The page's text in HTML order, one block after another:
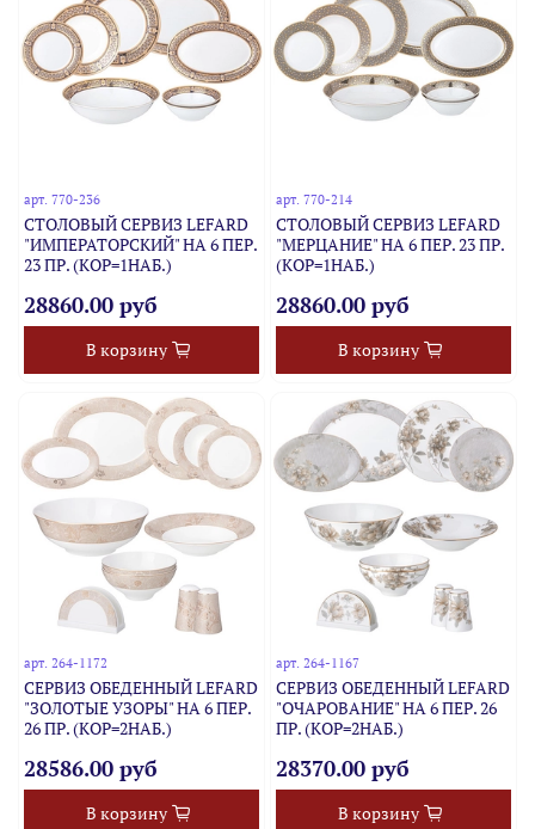
арт.770-236
СТОЛОВЫЙ СЕРВИЗ LEFARD
"ИМПЕРАТОРСКИЙ" НА 6 ПЕР.
23 ПР. (КОР=1НАБ.)
28860.00 руб
В корзину
арт. 770-214
СТОЛОВЫЙ СЕРВИЗ LEFARD
"МЕРЦАНИЕ" НА 6 ПЕР. 23 ПР.
(КОР=1НАБ.)
28860.00 руб
В корзину
арт. 264-1172
СЕРВИЗ ОБЕДЕННЫЙ LEFARD
"ЗОЛОТЫЕ УЗОРЫ" НА 6 ПЕР.
26 ПР. (КОР=2НАБ.)
28586.00 руб
В корзину
арт. 264-1167
СЕРВИЗ ОБЕДЕННЫЙ LEFARD
"ОЧАРОВАНИЕ" НА 6 ПЕР. 26
ПР. (КОР=2НАБ.)
28370.00 руб
В корзину